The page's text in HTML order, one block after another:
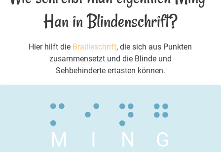
Han in Blindenschrift?
Hier hilft die Brailleschrift, die sich aus Punkten
zusammensetzt und die Blinde und
Sehbehinderte ertasten können.
M I N G